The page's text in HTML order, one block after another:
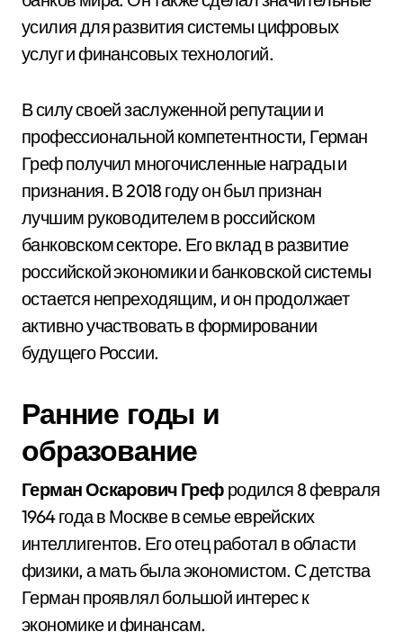
усилия для развития системы цифровых
услуг и финансовых технологий.
В силу своей заслуженной репутации и
профессиональной компетентности, Герман
Греф получил многочисленные награды и
признания. В 2018 году он был признан
лучшим руководителем в российском
банковском секторе. Его вклад в развитие
российской экономики и банковской системы
остается непреходящим, и он продолжает
активно участвовать в формировании
будущего России.
Ранние годы и
образование
Герман Оскарович Греф родился 8 февраля
1964 года в Москве в семье еврейских
интеллигентов. Его отец работал в области
физики, а мать была экономистом. С детства
Герман проявлял большой интерес к
экономике и финансам.